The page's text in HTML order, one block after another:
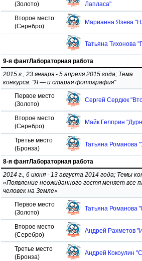
(Золото)
Лапласа"
Второе место
(Серебро)
Марианна Язева
Татьяна Тихонова
9-я фантЛабораторная работа
2015 г., 23 января - 5 апреля 2015 года; Тема
конкурса: "Я — и старая фотография"
Первое место
(Золото)
Сергей Сердюк
Второе место
(Серебро)
Майк Гелприн
Третье место
(Бронза)
Татьяна Романова
8-я фантЛабораторная работа
2014 г., 6 июня - 13 августа 2014 года; Темы
«Появление неожиданного гостя меняет все
человек на Земле»
Первое место
(Золото)
Татьяна Романова
Второе место
(Серебро)
Андрей Рахметов
Третье место
(Бронза)
Андрей Кокоулин